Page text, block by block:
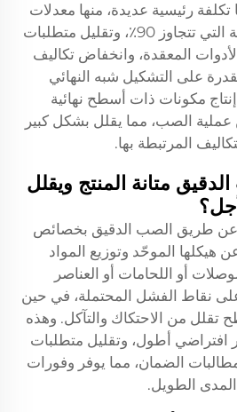
رئيسية عديدة، منها معدلات
استخدام المواد المتفوقة التي تتجاوز 90٪، وتقليل متطلبات
المعقدة، وانخفاض تكاليف
على التشكيل شبه النهائي
مكونات ذات أسطح نهائية
عملية الصب، مما يقلل بشكل كبير
المرتبطة بها.
متانة المنتج ويقلل
عن طريق الصب الدقيق بخصائص
هيكلها الموحّد وتوزيع المواد
أو اللحامات أو العناصر
على نقاط الفشل المحتملة، في حين
تقلل من الاحتكاك والتآكل. وهذه
أطول، وتقليل متطلبات
الضمان، مما يوفر وفورات
الطويل.